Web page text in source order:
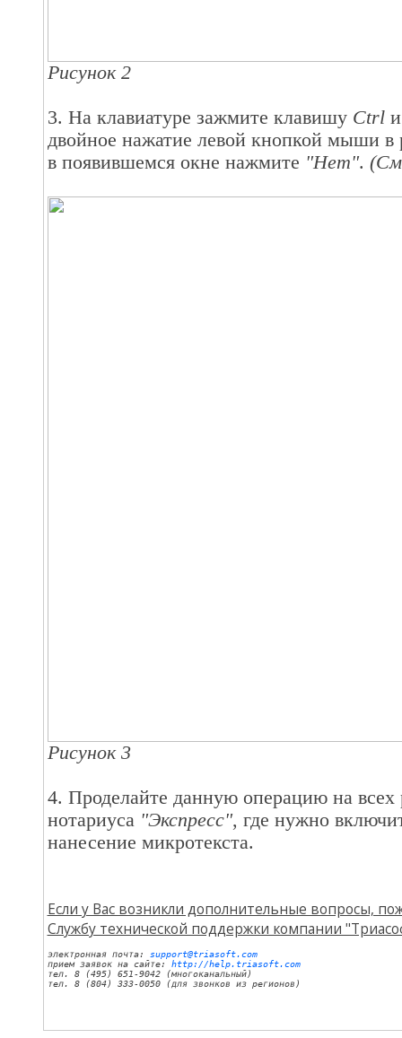
Рисунок 2
3. На клавиатуре зажмите клавишу Ctrlи
двойное нажатие левой кнопкой мыши в
в появившемся окне нажмите "Нет".
Рисунок 3
4. Проделайте данную операцию на
нотариуса "Экспресс", где нужно
нанесение микротекста.
Если у Вас возникли дополнительные вопросы,
Службу технической поддержки компании
электронная почта:
support@triasoft.com
прием заявок на сайте: http://help.triasoft.com
тел. 8 (495) 651-9042 (многоканальный)
тел. 8 (804) 333-0050 (для звонков из регионов)